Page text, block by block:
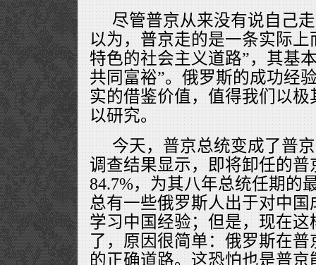
尽管普京从来没有说自己
以为，普京走的是一条实际
特色的社会主义道路”，其基
共同富裕”。俄罗斯的成功经
实的借鉴价值，值得我们以
以研究。
今天，普京总统变成了普
调查结果显示，即将卸任的
84.7%，为其八年总统任期的
总有一些俄罗斯人出于对中
学习中国经验；但是，现在
了，原因很简单：俄罗斯在
的正确道路。这恐怕也是普